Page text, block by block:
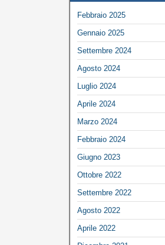
Febbraio 2025
Gennaio 2025
Settembre 2024
Agosto 2024
Luglio 2024
Aprile 2024
Marzo 2024
Febbraio 2024
Giugno 2023
Ottobre 2022
Settembre 2022
Agosto 2022
Aprile 2022